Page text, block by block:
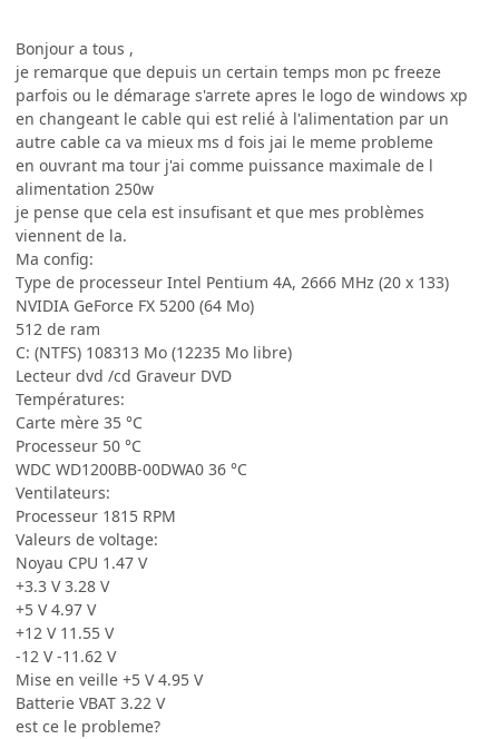
Bonjour a tous ,
je remarque que depuis un certain temps mon pc freeze
parfois ou le démarage s'arrete apres le logo de windows xp
en changeant le cable qui est relié à l'alimentation par un
autre cable ca va mieux ms d fois jai le meme probleme
en ouvrant ma tour j'ai comme puissance maximale de l
alimentation 250w
je pense que cela est insufisant et que mes problèmes
viennent de la.
Ma config:
Type de processeur Intel Pentium 4A, 2666 MHz (20 x 133)
NVIDIA GeForce FX 5200 (64 Mo)
512 de ram
C: (NTFS) 108313 Mo (12235 Mo libre)
Lecteur dvd /cd Graveur DVD
Températures:
Carte mère 35 °C
Processeur 50 °C
WDC WD1200BB-00DWA0 36 °C
Ventilateurs:
Processeur 1815 RPM
Valeurs de voltage:
Noyau CPU 1.47 V
+3.3 V 3.28 V
+5 V 4.97 V
+12 V 11.55 V
-12 V -11.62 V
Mise en veille +5 V 4.95 V
Batterie VBAT 3.22 V
est ce le probleme?